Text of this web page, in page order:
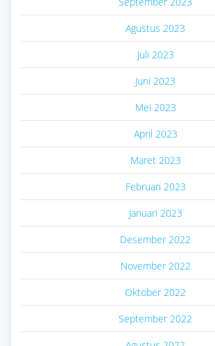
Agustus 2023
Juli 2023
Juni 2023
Mei 2023
April 2023
Maret 2023
Februari 2023
Januari 2023
Desember 2022
November 2022
Oktober 2022
September 2022